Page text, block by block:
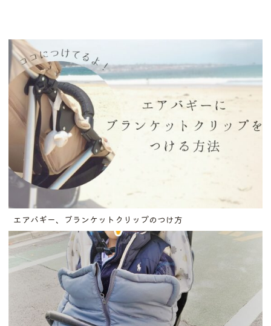
エアバギー、ブランケットクリップのつけ方